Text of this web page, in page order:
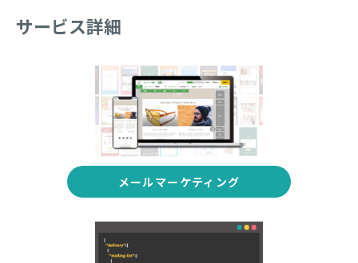
サービス詳細
メールマーケティング